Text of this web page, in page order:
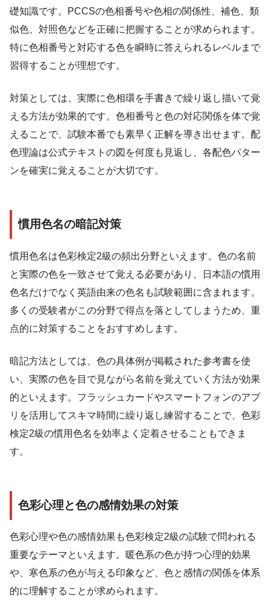
礎知識です。PCCSの色相番号や色相の関係性、補色、類
似色、対照色などを正確に把握することが求められます。
特に色相番号と対応する色を瞬時に答えられるレベルまで
習得することが理想です。
対策としては、実際に色相環を手書きで繰り返し描いて覚
える方法が効果的です。色相番号と色の対応関係を体で覚
えることで、試験本番でも素早く正解を導き出せます。配
色理論は公式テキストの図を何度も見返し、各配色パター
ンを確実に覚えることが大切です。
慣用色名の暗記対策
慣用色名は色彩検定2級の頻出分野といえます。色の名前
と実際の色を一致させて覚える必要があり、日本語の慣用
色名だけでなく英語由来の色名も試験範囲に含まれます。
多くの受験者がこの分野で得点を落としてしまうため、重
点的に対策することをおすすめします。
暗記方法としては、色の具体例が掲載された参考書を使
い、実際の色を目で見ながら名前を覚えていく方法が効果
的といえます。フラッシュカードやスマートフォンのアプ
リを活用してスキマ時間に繰り返し練習することで、色彩
検定2級の慣用色名を効率よく定着させることもできま
す。
色彩心理と色の感情効果の対策
色彩心理や色の感情効果も色彩検定2級の試験で問われる
重要なテーマといえます。暖色系の色が持つ心理的効果
や、寒色系の色が与える印象など、色と感情の関係を体系
的に理解することが求められます。